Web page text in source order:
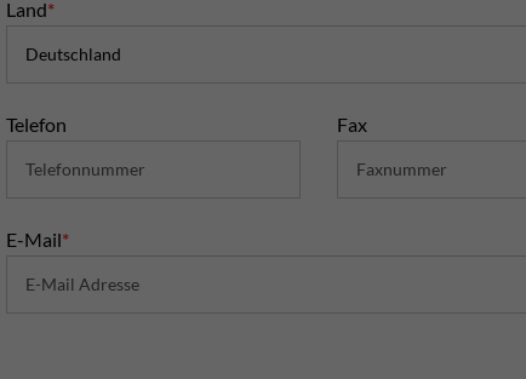
Land*
Telefon Fax
E-Mail*